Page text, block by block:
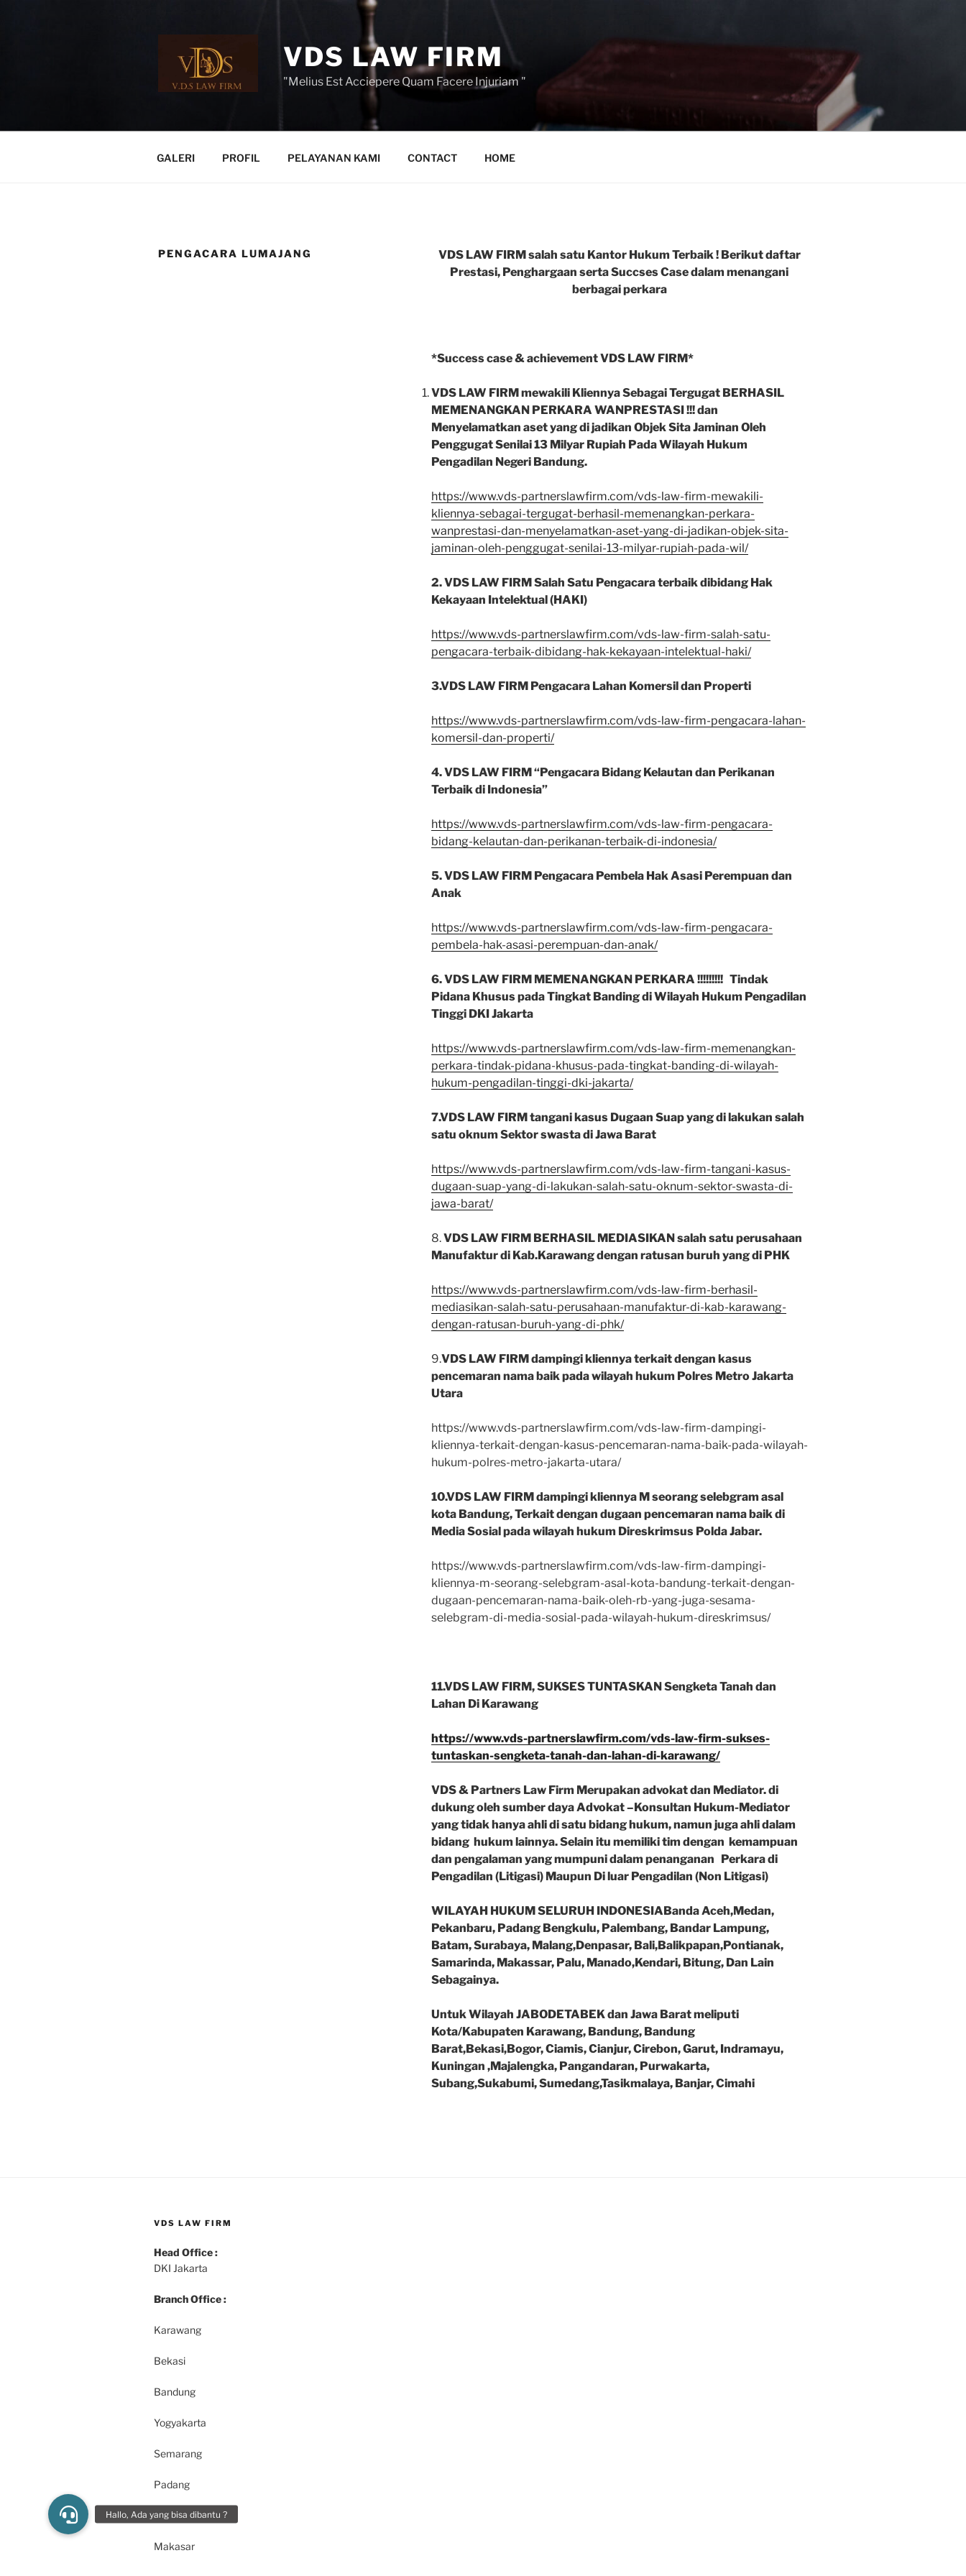
VDS LAW FIRM
"Melius Est Acciepere Quam Facere Injuriam "
GALERI PROFIL PELAYANAN KAMI CONTACT HOME
PENGACARA LUMAJANG
VDS LAW FIRM salah satu Kantor Hukum Terbaik ! Berikut daftar
Prestasi, Penghargaan serta Succses Case dalam menangani
berbagai perkara
*Success case & achievement VDS LAW FIRM*
VDS LAW FIRM mewakili Kliennya Sebagai Tergugat BERHASIL
MEMENANGKAN PERKARA WANPRESTASI !!! dan
Menyelamatkan aset yang di jadikan Objek Sita Jaminan Oleh
Penggugat Senilai 13 Milyar Rupiah Pada Wilayah Hukum
Pengadilan Negeri Bandung.
https://www.vds-partnerslawfirm.com/vds-law-firm-mewakili-
kliennya-sebagai-tergugat-berhasil-memenangkan-perkara-
wanprestasi-dan-menyelamatkan-aset-yang-di-jadikan-objek-sita-
jaminan-oleh-penggugat-senilai-13-milyar-rupiah-pada-wil/
2. VDS LAW FIRM Salah Satu Pengacara terbaik dibidang Hak
Kekayaan Intelektual (HAKI)
https://www.vds-partnerslawfirm.com/vds-law-firm-salah-satu-
pengacara-terbaik-dibidang-hak-kekayaan-intelektual-haki/
3.VDS LAW FIRM Pengacara Lahan Komersil dan Properti
https://www.vds-partnerslawfirm.com/vds-law-firm-pengacara-lahan-
komersil-dan-properti/
4. VDS LAW FIRM “Pengacara Bidang Kelautan dan Perikanan
Terbaik di Indonesia”
https://www.vds-partnerslawfirm.com/vds-law-firm-pengacara-
bidang-kelautan-dan-perikanan-terbaik-di-indonesia/
5. VDS LAW FIRM Pengacara Pembela Hak Asasi Perempuan dan
Anak
https://www.vds-partnerslawfirm.com/vds-law-firm-pengacara-
pembela-hak-asasi-perempuan-dan-anak/
6. VDS LAW FIRM MEMENANGKAN PERKARA !!!!!!!!! Tindak
Pidana Khusus pada Tingkat Banding di Wilayah Hukum Pengadilan
Tinggi DKI Jakarta
https://www.vds-partnerslawfirm.com/vds-law-firm-memenangkan-
perkara-tindak-pidana-khusus-pada-tingkat-banding-di-wilayah-
hukum-pengadilan-tinggi-dki-jakarta/
7.VDS LAW FIRM tangani kasus Dugaan Suap yang di lakukan salah
satu oknum Sektor swasta di Jawa Barat
https://www.vds-partnerslawfirm.com/vds-law-firm-tangani-kasus-
dugaan-suap-yang-di-lakukan-salah-satu-oknum-sektor-swasta-di-
jawa-barat/
8.VDS LAW FIRM BERHASIL MEDIASIKAN salah satu perusahaan
Manufaktur di Kab.Karawang dengan ratusan buruh yang di PHK
https://www.vds-partnerslawfirm.com/vds-law-firm-berhasil-
mediasikan-salah-satu-perusahaan-manufaktur-di-kab-karawang-
dengan-ratusan-buruh-yang-di-phk/
9.VDS LAW FIRM dampingi kliennya terkait dengan kasus
pencemaran nama baik pada wilayah hukum Polres Metro Jakarta
Utara
https://www.vds-partnerslawfirm.com/vds-law-firm-dampingi-
kliennya-terkait-dengan-kasus-pencemaran-nama-baik-pada-wilayah-
hukum-polres-metro-jakarta-utara/
10.VDS LAW FIRM dampingi kliennya M seorang selebgram asal
kota Bandung, Terkait dengan dugaan pencemaran nama baik di
Media Sosial pada wilayah hukum Direskrimsus Polda Jabar.
https://www.vds-partnerslawfirm.com/vds-law-firm-dampingi-
kliennya-m-seorang-selebgram-asal-kota-bandung-terkait-dengan-
dugaan-pencemaran-nama-baik-oleh-rb-yang-juga-sesama-
selebgram-di-media-sosial-pada-wilayah-hukum-direskrimsus/
11.VDS LAW FIRM, SUKSES TUNTASKAN Sengketa Tanah dan
Lahan Di Karawang
https://www.vds-partnerslawfirm.com/vds-law-firm-sukses-
tuntaskan-sengketa-tanah-dan-lahan-di-karawang/
VDS & Partners Law Firm Merupakan advokat dan Mediator. di
dukung oleh sumber daya Advokat –Konsultan Hukum-Mediator
yang tidak hanya ahli di satu bidang hukum, namun juga ahli dalam
bidang hukum lainnya. Selain itu memiliki tim dengan kemampuan
dan pengalaman yang mumpuni dalam penanganan Perkara di
Pengadilan (Litigasi) Maupun Di luar Pengadilan (Non Litigasi)
WILAYAH HUKUM SELURUH INDONESIABanda Aceh,Medan,
Pekanbaru, Padang Bengkulu, Palembang, Bandar Lampung,
Batam, Surabaya, Malang,Denpasar, Bali,Balikpapan,Pontianak,
Samarinda, Makassar, Palu, Manado,Kendari, Bitung, Dan Lain
Sebagainya.
Untuk Wilayah JABODETABEK dan Jawa Barat meliputi
Kota/Kabupaten Karawang, Bandung, Bandung
Barat,Bekasi,Bogor, Ciamis, Cianjur, Cirebon, Garut, Indramayu,
Kuningan ,Majalengka, Pangandaran, Purwakarta,
Subang,Sukabumi, Sumedang,Tasikmalaya, Banjar, Cimahi
VDS LAW FIRM
Head Office :
DKI Jakarta
Branch Office :
Karawang
Bekasi
Bandung
Yogyakarta
Semarang
Padang
Pekanbaru
Makasar